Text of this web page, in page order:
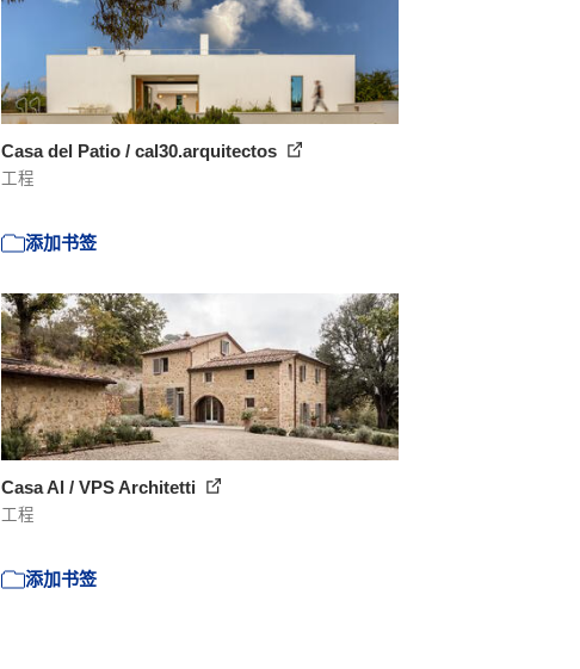
Casa del Patio / cal30.arquitectos
工程
添加书签
Casa Al / VPS Architetti
工程
添加书签